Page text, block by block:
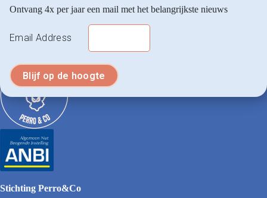
Ontvang 4x per jaar een mail met het belangrijkste nieuws
Email Address
Stichting Perro&Co